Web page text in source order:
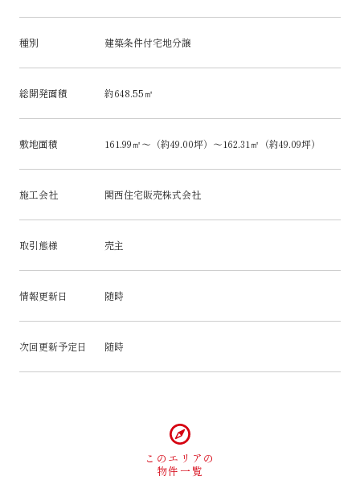
種別 建築条件付宅地分譲
総開発面積 約648.55㎡
敷地面積 161.99㎡～（約49.00坪）～162.31㎡（約49.09坪）
施工会社 関西住宅販売株式会社
取引態様 売主
情報更新日 随時
次回更新予定日 随時
このエリアの
物件一覧